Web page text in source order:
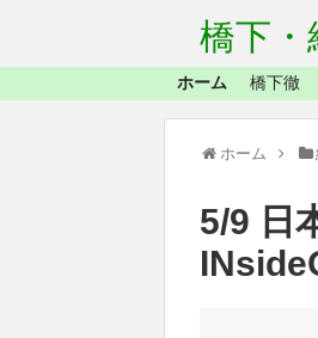
橋下・
ホーム 橋下徹
ホーム
5/9 日